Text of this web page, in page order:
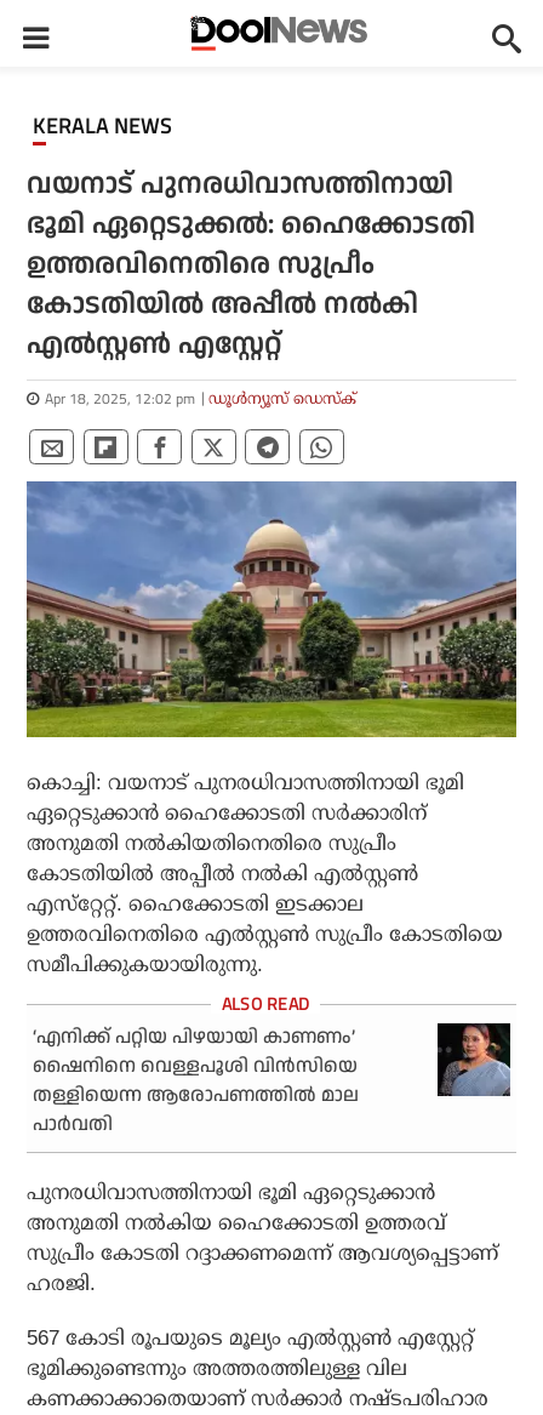
KERALA NEWS
വയനാട് പുനരധിവാസത്തിനായി
ഭൂമി ഏറ്റെടുക്കല്‍: ഹൈക്കോടതി
ഉത്തരവിനെതിരെ സുപ്രീം
കോടതിയില്‍ അപ്പീല്‍ നല്‍കി
എല്‍സ്റ്റണ്‍ എസ്റ്റേറ്റ്
Apr 18, 2025, 12:02 pm ഡൂള്‍ന്യൂസ് ഡെസ്‌ക്
കൊച്ചി: വയനാട് പുനരധിവാസത്തിനായി ഭൂമി
ഏറ്റെടുക്കാന്‍ ഹൈക്കോടതി സര്‍ക്കാരിന്
അനുമതി നല്‍കിയതിനെതിരെ സുപ്രീം
കോടതിയില്‍ അപ്പീല്‍ നല്‍കി എല്‍സ്റ്റണ്‍
എസ്‌റ്റേറ്റ്. ഹൈക്കോടതി ഇടക്കാല
ഉത്തരവിനെതിരെ എല്‍സ്റ്റണ്‍ സുപ്രീം കോടതിയെ
സമീപിക്കുകയായിരുന്നു.
‘എനിക്ക് പറ്റിയ പിഴയായി കാണണം’
ഷൈനിനെ വെള്ളപൂശി വിന്‍സിയെ
തള്ളിയെന്ന ആരോപണത്തില്‍ മാല
പാര്‍വതി
പുനരധിവാസത്തിനായി ഭൂമി ഏറ്റെടുക്കാന്‍
അനുമതി നല്‍കിയ ഹൈക്കോടതി ഉത്തരവ്
സുപ്രീം കോടതി റദ്ദാക്കണമെന്ന് ആവശ്യപ്പെട്ടാണ്
ഹരജി.
567 കോടി രൂപയുടെ മൂല്യം എല്‍സ്റ്റണ്‍ എസ്റ്റേറ്റ്
ഭൂമിക്കുണ്ടെന്നും അത്തരത്തിലുള്ള വില
കണക്കാക്കാതെയാണ് സര്‍ക്കാര്‍ നഷ്ടപരിഹാര